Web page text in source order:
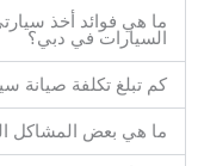
ما هي فوائد أخذ
السيارات في دبي؟
كم تبلغ تكلفة صيانة
ما هي بعض المشاكل